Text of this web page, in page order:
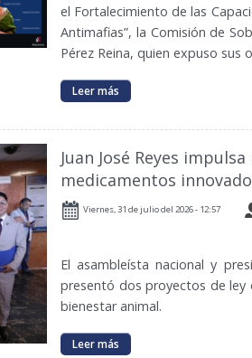
el Fortalecimiento de las
Antimafias”, la Comisión de
Pérez Reina, quien expuso sus
Leer más
Juan José Reyes
medicamentos
Viernes, 31 de julio del 2026 - 12:57
El asambleísta nacional y
presentó dos proyectos de ley
bienestar animal.
Leer más